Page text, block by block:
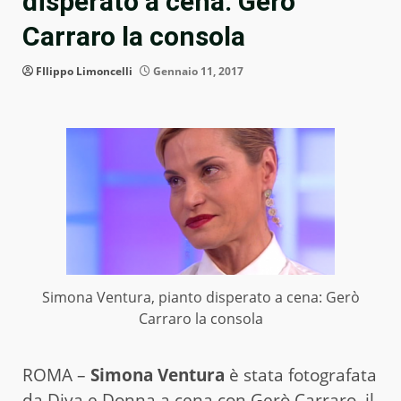
Carraro la consola
FIlippo Limoncelli Gennaio 11, 2017
Simona Ventura, pianto disperato a cena: Gerò
Carraro la consola
ROMA – Simona Ventura è stata fotografata